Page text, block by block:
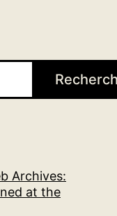
Archives:
at the